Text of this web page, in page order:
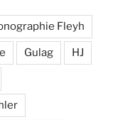
Fleyh
Gulag HJ